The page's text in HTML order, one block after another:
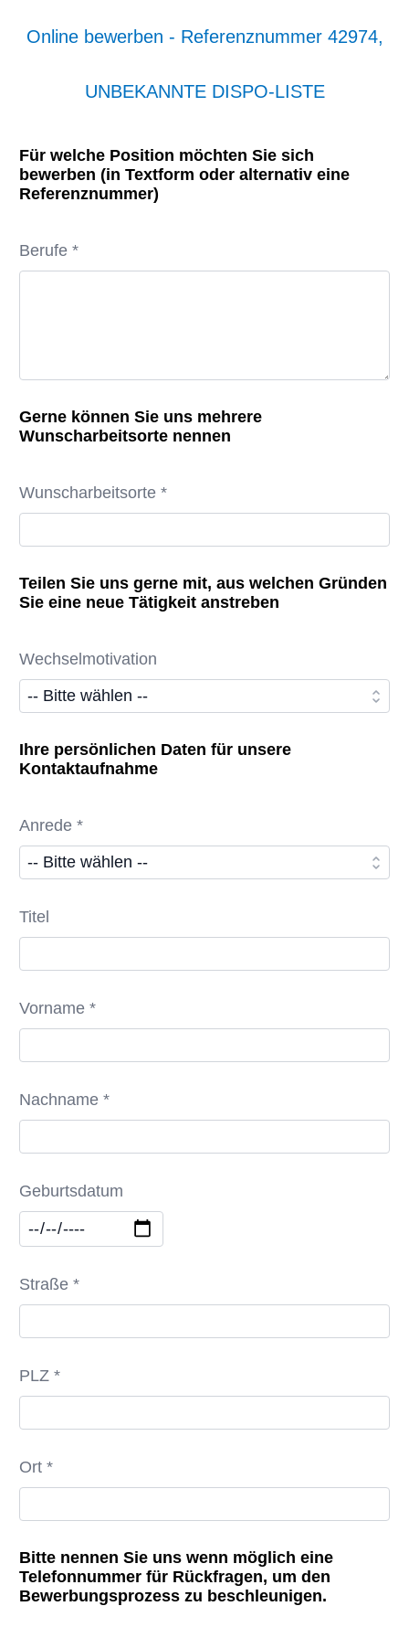
Online bewerben - Referenznummer 42974,
UNBEKANNTE DISPO-LISTE
Für welche Position möchten Sie sich
bewerben (in Textform oder alternativ eine
Referenznummer)
Berufe *
Gerne können Sie uns mehrere
Wunscharbeitsorte nennen
Wunscharbeitsorte *
Teilen Sie uns gerne mit, aus welchen Gründen
Sie eine neue Tätigkeit anstreben
Wechselmotivation
Ihre persönlichen Daten für unsere
Kontaktaufnahme
Anrede *
Titel
Vorname *
Nachname *
Geburtsdatum
Straße *
PLZ *
Ort *
Bitte nennen Sie uns wenn möglich eine
Telefonnummer für Rückfragen, um den
Bewerbungsprozess zu beschleunigen.